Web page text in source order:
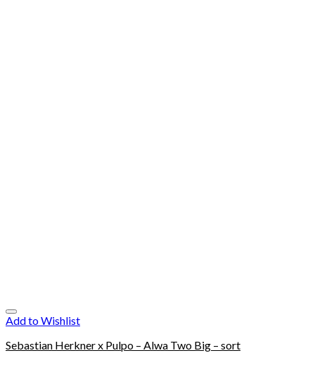
Add to Wishlist
Sebastian Herkner x Pulpo – Alwa Two Big – sort